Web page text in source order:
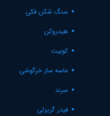
سنگ شکن فکی
هیدروکن
کوبیت
ماسه ساز خرگوشی
سرند
فیدر گریزلی